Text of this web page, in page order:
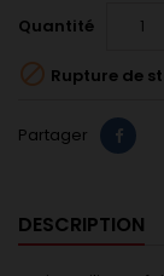
Quantité
 Rupture de
Partager
DESCRIPTION